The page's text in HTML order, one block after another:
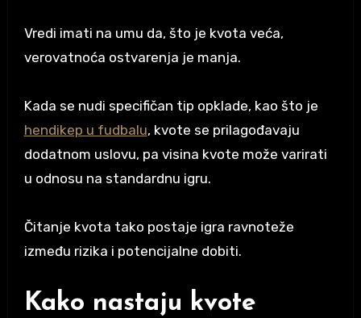
Vredi imati na umu da, što je kvota veća,
verovatnoća ostvarenja je manja.
Kada se nudi specifičan tip opklade, kao što je
hendikep u fudbalu, kvote se prilagođavaju
dodatnom uslovu, pa visina kvote može varirati
u odnosu na standardnu igru.
Čitanje kvota tako postaje igra ravnoteže
između rizika i potencijalne dobiti.
Kako nastaju kvote